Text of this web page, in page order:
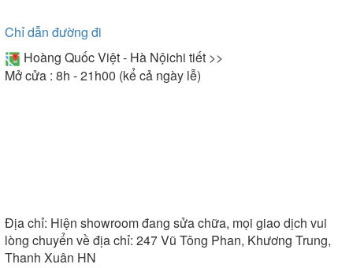
Chỉ dẫn đường đi
Hoàng Quốc Việt - Hà Nộichi tiết >>
Mở cửa : 8h - 21h00 (kể cả ngày lễ)
Địa chỉ: Hiện showroom đang sửa chữa, mọi giao dịch vui
lòng chuyển về địa chỉ: 247 Vũ Tông Phan, Khương Trung,
Thanh Xuân HN